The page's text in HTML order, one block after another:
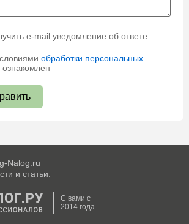
e-mail уведомление об ответе
обработки персональных
ознакомлен
Nalog.ru
и статьи.
С вами с
2014 года